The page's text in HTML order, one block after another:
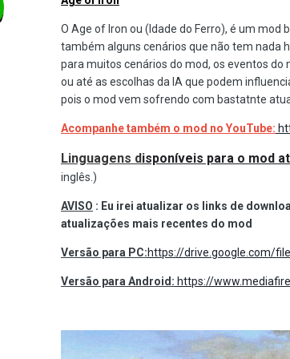
O Age of Iron ou (Idade do Ferro), é um
também alguns cenários que não tem nada
para muitos cenários do mod, os eventos
ou até as escolhas da IA que podem
pois o mod vem sofrendo com bastatnte
Acompanhe também o mod no YouTube:
Linguagens disponíveis para o mod
inglês.)
AVISO : Eu irei atualizar os links de
atualizações mais recentes do mod
Versão para PC:https://drive.google.com/
Versão para Android: https://